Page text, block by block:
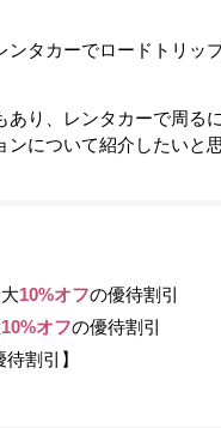
タカーでロードトリッ
り、レンタカーで周る
について紹介したいと思
10%オフの優待割引
10%オフの優待割引
待割引】